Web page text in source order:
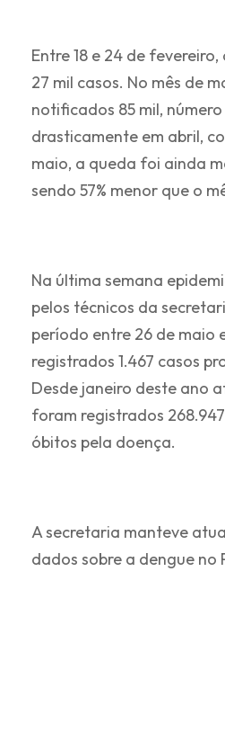
Entre 18 e 24 de
27 mil casos. No mês de
notificados 85 mil,
drasticamente em abril,
maio, a queda foi ainda
sendo 57% menor que o
Na última semana
pelos técnicos da
período entre 26 de maio
registrados 1.467 casos
Desde janeiro deste ano
foram registrados 268.947
óbitos pela doença.
A secretaria manteve
dados sobre a dengue no